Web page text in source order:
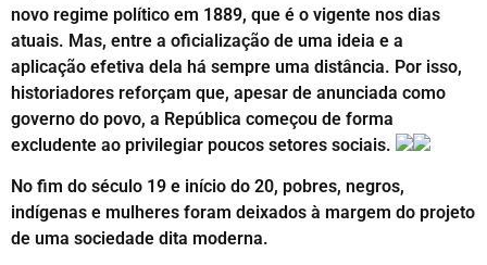
novo regime político em 1889, que é o vigente nos dias
atuais. Mas, entre a oficialização de uma ideia e a
aplicação efetiva dela há sempre uma distância. Por isso,
historiadores reforçam que, apesar de anunciada como
governo do povo, a República começou de forma
excludente ao privilegiar poucos setores sociais.
No fim do século 19 e início do 20, pobres, negros,
indígenas e mulheres foram deixados à margem do projeto
de uma sociedade dita moderna.